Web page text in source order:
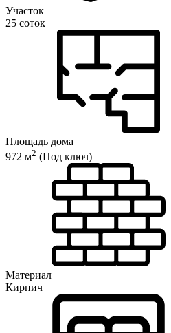
Участок
25 соток
Площадь дома
972 м2 (Под ключ)
Материал
Кирпич